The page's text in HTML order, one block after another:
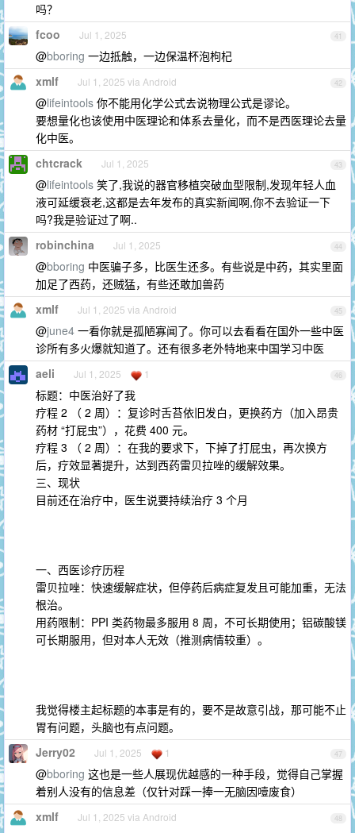
吗？
41
fcoo Jul 1, 2025
@bboring 一边抵触，一边保温杯泡枸杞
42
xmlf Jul 1, 2025 via Android
@lifeintools 你不能用化学公式去说物理公式是谬论。
要想量化也该使用中医理论和体系去量化，而不是西医理论去量
化中医。
43
chtcrack Jul 1, 2025
@lifeintools 笑了,我说的器官移植突破血型限制,发现年轻人血
液可延缓衰老,这都是去年发布的真实新闻啊,你不去验证一下
吗?我是验证过了啊..
44
robinchina Jul 1, 2025
@bboring 中医骗子多，比医生还多。有些说是中药，其实里面
加足了西药，还贼猛，有些还敢加兽药
45
xmlf Jul 1, 2025 via Android
@june4 一看你就是孤陋寡闻了。你可以去看看在国外一些中医
诊所有多火爆就知道了。还有很多老外特地来中国学习中医
46
aeli Jul 1, 2025 1
标题：中医治好了我
疗程 2 （ 2 周）：复诊时舌苔依旧发白，更换药方（加入昂贵
药材 “打屁虫”），花费 400 元。
疗程 3 （ 2 周）：在我的要求下，下掉了打屁虫，再次换方
后，疗效显著提升，达到西药雷贝拉唑的缓解效果。
三、现状
目前还在治疗中，医生说要持续治疗 3 个月
一、西医诊疗历程
雷贝拉唑：快速缓解症状，但停药后病症复发且可能加重，无法
根治。
用药限制：PPI 类药物最多服用 8 周，不可长期使用；铝碳酸镁
可长期服用，但对本人无效（推测病情较重）。
我觉得楼主起标题的本事是有的，要不是故意引战，那可能不止
胃有问题，头脑也有点问题。
47
Jerry02 Jul 1, 2025 1
@bboring 这也是一些人展现优越感的一种手段，觉得自己掌握
着别人没有的信息差（仅针对踩一捧一无脑因噎废食）
48
xmlf Jul 1, 2025 via Android